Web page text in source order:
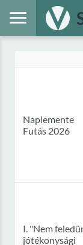
Naplemente
Futás 2026
I. "Nem
jótékonysági